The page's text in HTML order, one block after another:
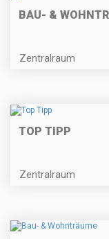
BAU- &
Zentralraum
TOP TIPP
Zentralraum